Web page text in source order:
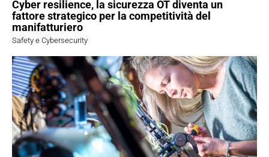
Cyber resilience, la sicurezza OT diventa un
fattore strategico per la competitività del
manifatturiero
Safety e Cybersecurity